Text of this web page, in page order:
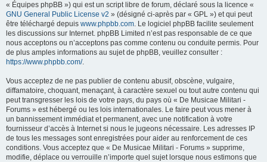
« Équipes phpBB ») qui est un script libre de forum, déclaré sous la licence «
GNU General Public License v2 » (désigné ci-après par « GPL ») et qui peut
être téléchargé depuis www.phpbb.com. Le logiciel phpBB facilite seulement
les discussions sur Internet. phpBB Limited n’est pas responsable de ce que
nous acceptons ou n’acceptons pas comme contenu ou conduite permis. Pour
de plus amples informations au sujet de phpBB, veuillez consulter :
https://www.phpbb.com/.
Vous acceptez de ne pas publier de contenu abusif, obscène, vulgaire,
diffamatoire, choquant, menaçant, à caractère sexuel ou tout autre contenu qui
peut transgresser les lois de votre pays, du pays où « De Musicae Militari -
Forums » est hébergé ou les lois internationales. Le faire peut vous mener à
un bannissement immédiat et permanent, avec une notification à votre
fournisseur d’accès à Internet si nous le jugeons nécessaire. Les adresses IP
de tous les messages sont enregistrées pour aider au renforcement de ces
conditions. Vous acceptez que « De Musicae Militari - Forums » supprime,
modifie, déplace ou verrouille n’importe quel sujet lorsque nous estimons que